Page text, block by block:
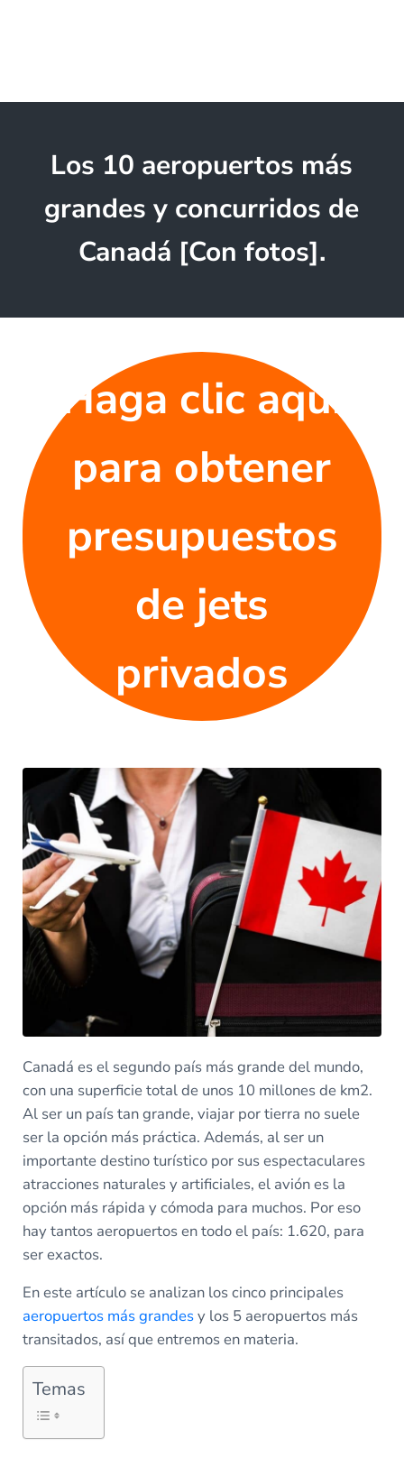
Los 10 aeropuertos más
grandes y concurridos de
Canadá [Con fotos].
Haga clic aquí
para obtener
presupuestos
de jets
privados
Canadá es el segundo país más grande del mundo,
con una superficie total de unos 10 millones de km2.
Al ser un país tan grande, viajar por tierra no suele
ser la opción más práctica. Además, al ser un
importante destino turístico por sus espectaculares
atracciones naturales y artificiales, el avión es la
opción más rápida y cómoda para muchos. Por eso
hay tantos aeropuertos en todo el país: 1.620, para
ser exactos.
En este artículo se analizan los cinco principales
aeropuertos más grandesy los 5 aeropuertos más
transitados, así que entremos en materia.
Temas